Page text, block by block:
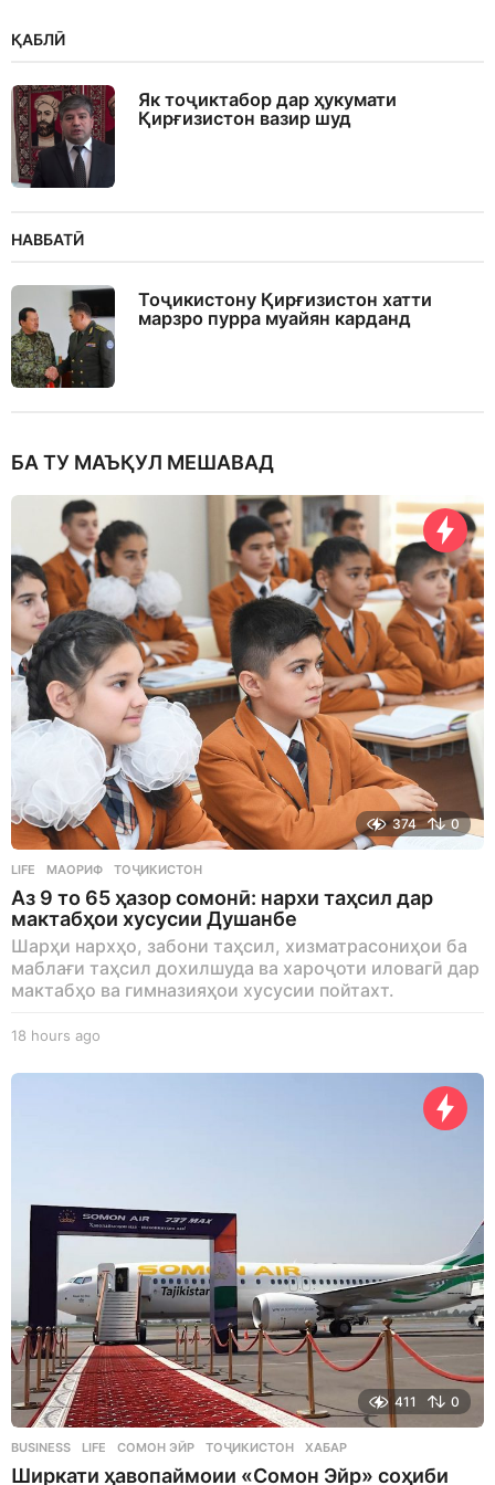
ҚАБЛӢ
Як тоҷиктабор дар ҳукумати
Қирғизистон вазир шуд
НАВБАТӢ
Тоҷикистону Қирғизистон хатти
марзро пурра муайян карданд
БА ТУ МАЪҚУЛ МЕШАВАД
374 0
LIFE МАОРИФ ,ТОҶИКИСТОН
Аз 9 то 65 ҳазор сомонӣ: нархи таҳсил дар
мактабҳои хусусии Душанбе
Шарҳи нархҳо, забони таҳсил, хизматрасониҳои ба
маблағи таҳсил дохилшуда ва хароҷоти иловагӣ дар
мактабҳо ва гимназияҳои хусусии пойтахт.
18 hours ago
h
o
411 0
BUSINESS ,LIFE СОМОН ЭЙР ,ТОҶИКИСТОН ,ХАБАР
Ширкати ҳавопаймоии «Сомон Эйр» соҳиби